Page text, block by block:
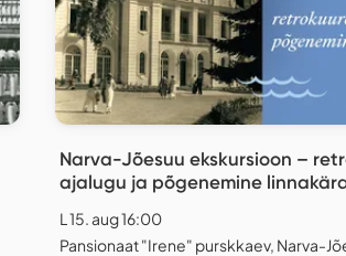
Narva-Jõesuu ekskursioon –
ajalugu ja põgenemine linnakära
L 15. aug 16:00
Pansionaat "Irene" purskkaev, Narva-